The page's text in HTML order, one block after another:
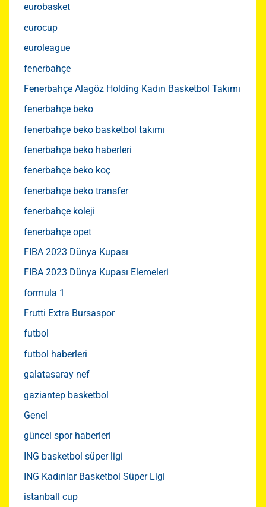
eurobasket
eurocup
euroleague
fenerbahçe
Fenerbahçe Alagöz Holding Kadın Basketbol Takımı
fenerbahçe beko
fenerbahçe beko basketbol takımı
fenerbahçe beko haberleri
fenerbahçe beko koç
fenerbahçe beko transfer
fenerbahçe koleji
fenerbahçe opet
FIBA 2023 Dünya Kupası
FIBA 2023 Dünya Kupası Elemeleri
formula 1
Frutti Extra Bursaspor
futbol
futbol haberleri
galatasaray nef
gaziantep basketbol
Genel
güncel spor haberleri
ING basketbol süper ligi
ING Kadınlar Basketbol Süper Ligi
istanball cup